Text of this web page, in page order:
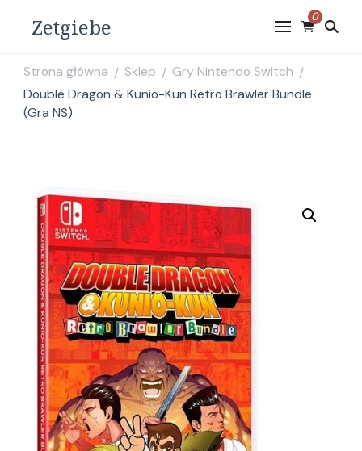
Zetgiebe 0
Strona główna / Sklep / Gry Nintendo Switch /
Double Dragon & Kunio-Kun Retro Brawler Bundle
(Gra NS)